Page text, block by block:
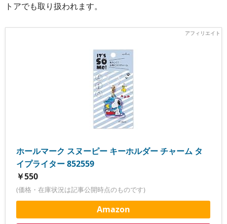
トアでも取り扱われます。
ホールマーク スヌーピー キーホルダー チャーム タ
イプライター 852559
￥550
(価格・在庫状況は記事公開時点のものです)
Amazon